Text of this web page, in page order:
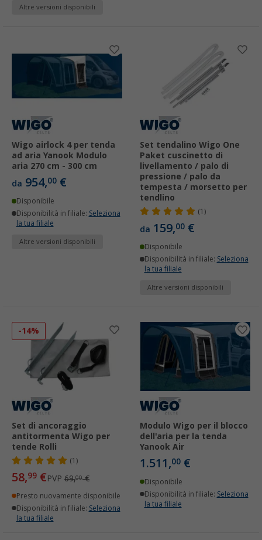
Altre versioni disponibili
Wigo airlock 4 per tenda
ad aria Yanook Modulo
aria 270 cm - 300 cm
da 954,00 €
Disponibile
Disponibilità in filiale: Seleziona
la tua filiale
Altre versioni disponibili
Set tendalino Wigo One
Paket cuscinetto di
livellamento / palo di
pressione / palo da
tempesta / morsetto per
tendlino
(1)
da 159,00 €
Disponibile
Disponibilità in filiale: Seleziona
la tua filiale
Altre versioni disponibili
-14%
Set di ancoraggio
antitormenta Wigo per
tende Rolli
(1)
58,99 €PVP 69,00€
Presto nuovamente disponibile
Disponibilità in filiale: Seleziona
la tua filiale
Modulo Wigo per il blocco
dell'aria per la tenda
Yanook Air
1.511,00 €
Disponibile
Disponibilità in filiale: Seleziona
la tua filiale